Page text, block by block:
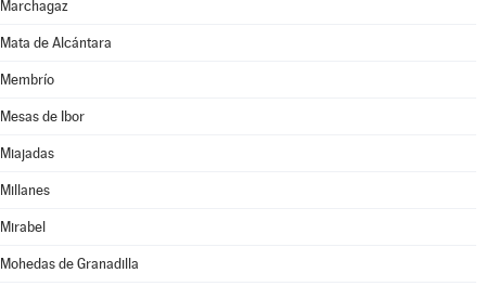
Marchagaz
Mata de Alcántara
Membrío
Mesas de Ibor
Miajadas
Millanes
Mirabel
Mohedas de Granadilla